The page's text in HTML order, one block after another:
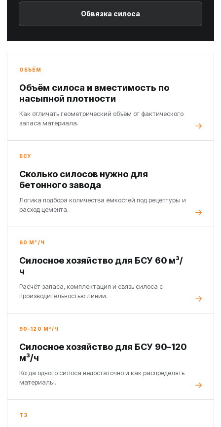
Обвязка силоса
ОБЪЁМ
Объём силоса и вместимость по
насыпной плотности
Как отличать геометрический объём от фактического
запаса материала.
БСУ
Сколько силосов нужно для
бетонного завода
Логика подбора количества ёмкостей под рецептуры и
расход цемента.
60 М³/Ч
Силосное хозяйство для БСУ 60 м³/
ч
Расчёт запаса, комплектация и связь силоса с
производительностью линии.
90–120 М³/Ч
Силосное хозяйство для БСУ 90–120
м³/ч
Когда одного силоса недостаточно и как распределять
материалы.
ТЗ